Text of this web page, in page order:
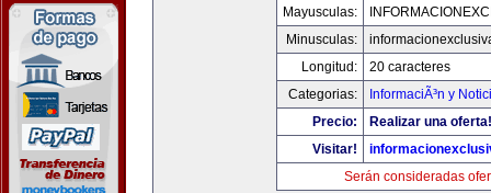
Mayusculas:
Minusculas:
Longitud:
20 caracteres
Categorias:
InformaciÃ³n y
Precio:
Realizar una oferta!
Visitar!
Serán consideradas